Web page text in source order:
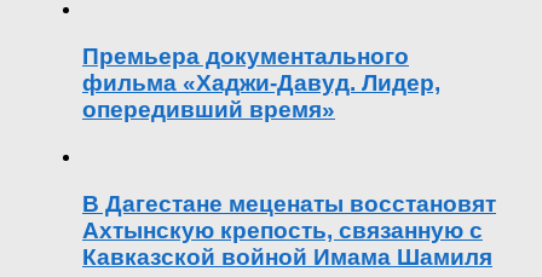
Премьера документального
фильма «Хаджи-Давуд. Лидер,
опередивший время»
В Дагестане меценаты восстановят
Ахтынскую крепость, связанную с
Кавказской войной Имама Шамиля